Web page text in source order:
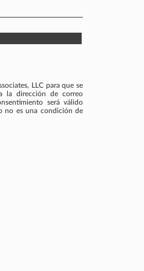
LLC para que se
la dirección de correo
será válido
no es una condición de